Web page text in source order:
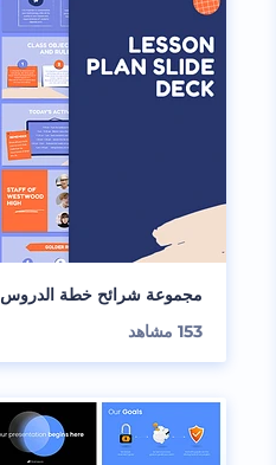
مجموعة شرائح خطة الدروس
153 مشاهد